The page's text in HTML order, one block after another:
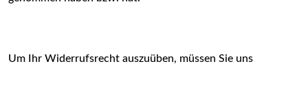
Um Ihr Widerrufsrecht auszuüben, müssen Sie uns